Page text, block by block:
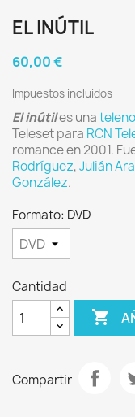
EL INÚTIL
60,00 €
Impuestos incluidos
El inútiles una
Teleset para RCN
romance en 2001.
Rodríguez,Julián
González.
Formato: DVD
Cantidad

Compartir